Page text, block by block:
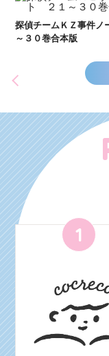
探偵チームＫＺ事件
～４０巻合本版
1